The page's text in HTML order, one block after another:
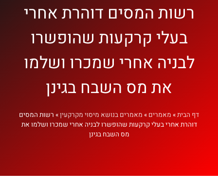
רשות המסים דוהרת אחרי
בעלי קרקעות שהופשרו
לבניה אחרי שמכרו ושלמו
את מס השבח בגינן
דף הבית» מאמרים » מאמרים בנושא מיסוי מקרקעין» רשות המסים
דוהרת אחרי בעלי קרקעות שהופשרו לבניה אחרי שמכרו ושלמו את
מס השבח בגינן